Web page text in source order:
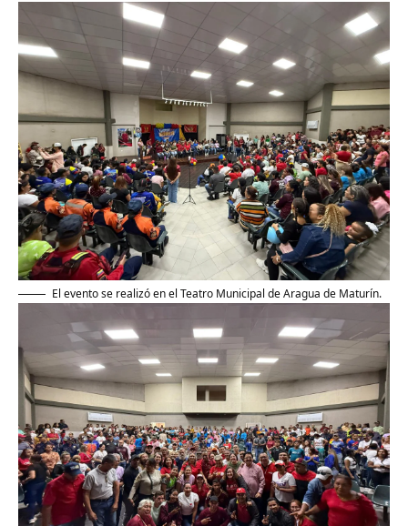
El evento se realizó en el Teatro Municipal de Aragua de Maturín.